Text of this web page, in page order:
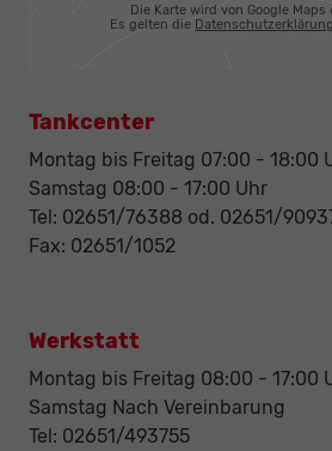
Die Karte wird von Google
Es gelten die
Tankcenter
Montag bis Freitag 07:00 - 18:00
Samstag 08:00 - 17:00 Uhr
Tel: 02651/76388 od. 02651/
Fax: 02651/1052
Werkstatt
Montag bis Freitag 08:00 - 17:00
Samstag Nach Vereinbarung
Tel: 02651/493755